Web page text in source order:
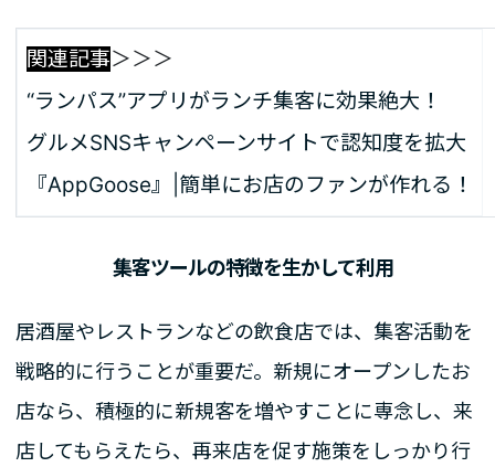
関連記事＞＞＞
“ランパス”アプリがランチ集客に効果絶大！
グルメSNSキャンペーンサイトで認知度を拡大
『AppGoose』|簡単にお店のファンが作れる！
集客ツールの特徴を生かして利用
居酒屋やレストランなどの飲食店では、集客活動を
戦略的に行うことが重要だ。新規にオープンしたお
店なら、積極的に新規客を増やすことに専念し、来
店してもらえたら、再来店を促す施策をしっかり行